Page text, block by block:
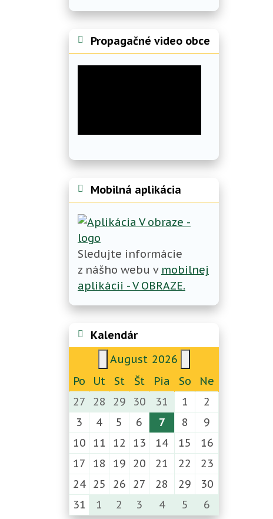
Propagačné video obce
Mobilná aplikácia
Sledujte informácie
z nášho webu v mobilnej
aplikácii - V OBRAZE.
Kalendár
August 2026
Po
Ut St Št Pia So
Ne
27
28 29 30 31 1
2
3
4 5 6 7 8
9
10
11 12 13 14 15
16
17
18 19 20 21 22
23
24 25 26 27 28 29
30
31
1 2 3 4 5 6